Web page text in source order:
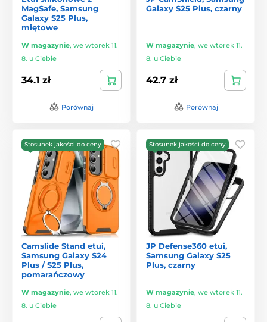
MagSafe, Samsung
Galaxy S25 Plus,
miętowe
W magazynie, we wtorek 11.
8. u Ciebie
34.1 zł
Porównaj
Galaxy S25 Plus, czarny
W magazynie, we wtorek 11.
8. u Ciebie
42.7 zł
Porównaj
Stosunek jakości do ceny
Camslide Stand etui,
Samsung Galaxy S24
Plus / S25 Plus,
pomarańczowy
W magazynie, we wtorek 11.
8. u Ciebie
Stosunek jakości do ceny
JP Defense360 etui,
Samsung Galaxy S25
Plus, czarny
W magazynie, we wtorek 11.
8. u Ciebie